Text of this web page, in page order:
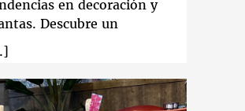
en decoración y
Descubre un
de naturaleza e
¡Ven y llévate la
a casa!